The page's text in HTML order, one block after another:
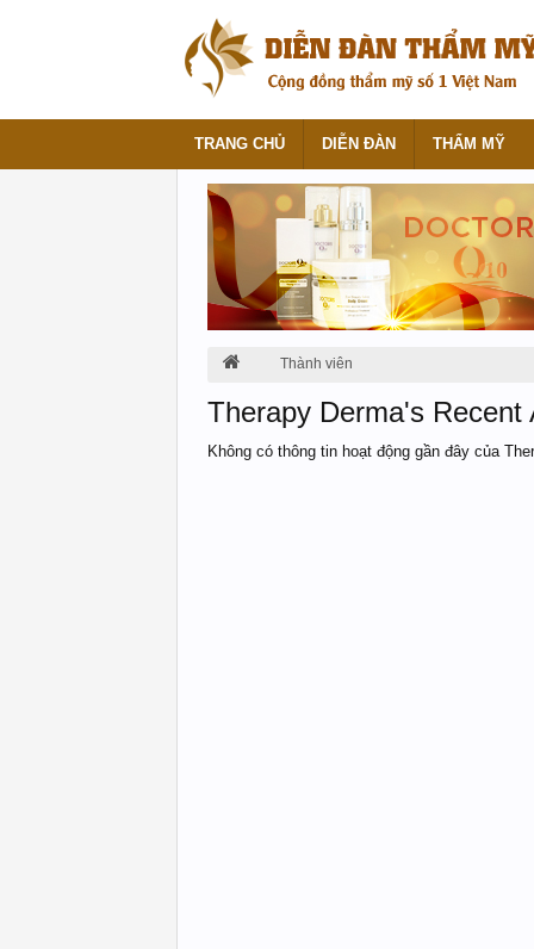
Thành viên
Therapy Derma's Recent
Không có thông tin hoạt động gần đây của
TRANG CHỦ DIỄN ĐÀN THẨM MỸ